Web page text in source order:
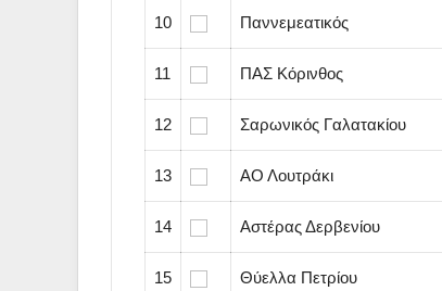
10 Παννεμεατικός
11 ΠΑΣ Κόρινθος
12 Σαρωνικός Γαλατακίου
13 ΑΟ Λουτράκι
14 Αστέρας Δερβενίου
15 Θύελλα Πετρίου